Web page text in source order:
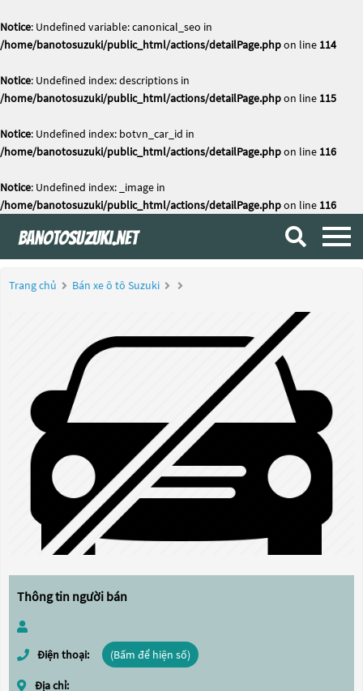
Notice: Undefined variable: canonical_seo in
/home/banotosuzuki/public_html/actions/detailPage.phpon line 114
Notice: Undefined index: descriptions in
/home/banotosuzuki/public_html/actions/detailPage.phpon line 115
Notice: Undefined index: botvn_car_id in
/home/banotosuzuki/public_html/actions/detailPage.phpon line 116
Notice: Undefined index: _image in
/home/banotosuzuki/public_html/actions/detailPage.phpon line 116
Trang chủ Bán xe ô tô Suzuki
Thông tin người bán
Điện thoại: (Bấm để hiện số)
Địa chỉ: